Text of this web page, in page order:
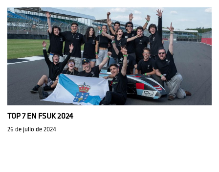
TOP 7 EN FSUK 2024
26 de julio de 2024